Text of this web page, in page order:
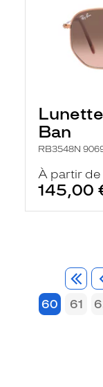
Ban
RB3548N
À partir de
145,00
60
61